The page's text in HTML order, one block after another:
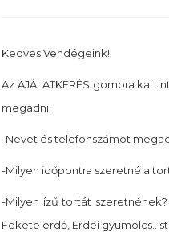
Kedves Vendégeink!
Az AJÁLATKÉRÉS gombra
megadni:
-Nevet és telefonszámot
-Milyen időpontra szeretné a
-Milyen ízű tortát szeretnének?
Fekete erdő, Erdei gyümölcs..